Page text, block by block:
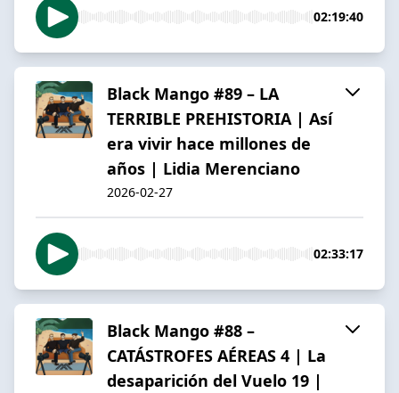
02:19:40
Black Mango #89 – LA
TERRIBLE PREHISTORIA | Así
era vivir hace millones de
años | Lidia Merenciano
2026-02-27
02:33:17
Black Mango #88 –
CATÁSTROFES AÉREAS 4 | La
desaparición del Vuelo 19 |